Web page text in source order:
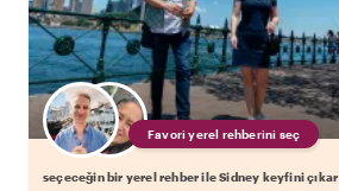
Favori yerel rehberini seç
seçeceğin bir yerel rehber ile Sidney keyfini çıkar